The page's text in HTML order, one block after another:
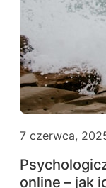
7 czerwca,
online – jak